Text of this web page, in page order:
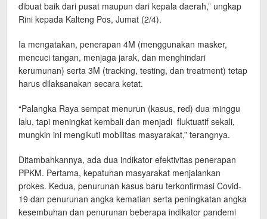
dibuat baik dari pusat maupun dari kepala daerah,” ungkap
Rini kepada Kalteng Pos, Jumat (2/4).
Ia mengatakan, penerapan 4M (menggunakan masker,
mencuci tangan, menjaga jarak, dan menghindari
kerumunan) serta 3M (tracking, testing, dan treatment) tetap
harus dilaksanakan secara ketat.
“Palangka Raya sempat menurun (kasus, red) dua minggu
lalu, tapi meningkat kembali dan menjadi fluktuatif sekali,
mungkin ini mengikuti mobilitas masyarakat,” terangnya.
Ditambahkannya, ada dua indikator efektivitas penerapan
PPKM. Pertama, kepatuhan masyarakat menjalankan
prokes. Kedua, penurunan kasus baru terkonfirmasi Covid-
19 dan penurunan angka kematian serta peningkatan angka
kesembuhan dan penurunan beberapa indikator pandemi